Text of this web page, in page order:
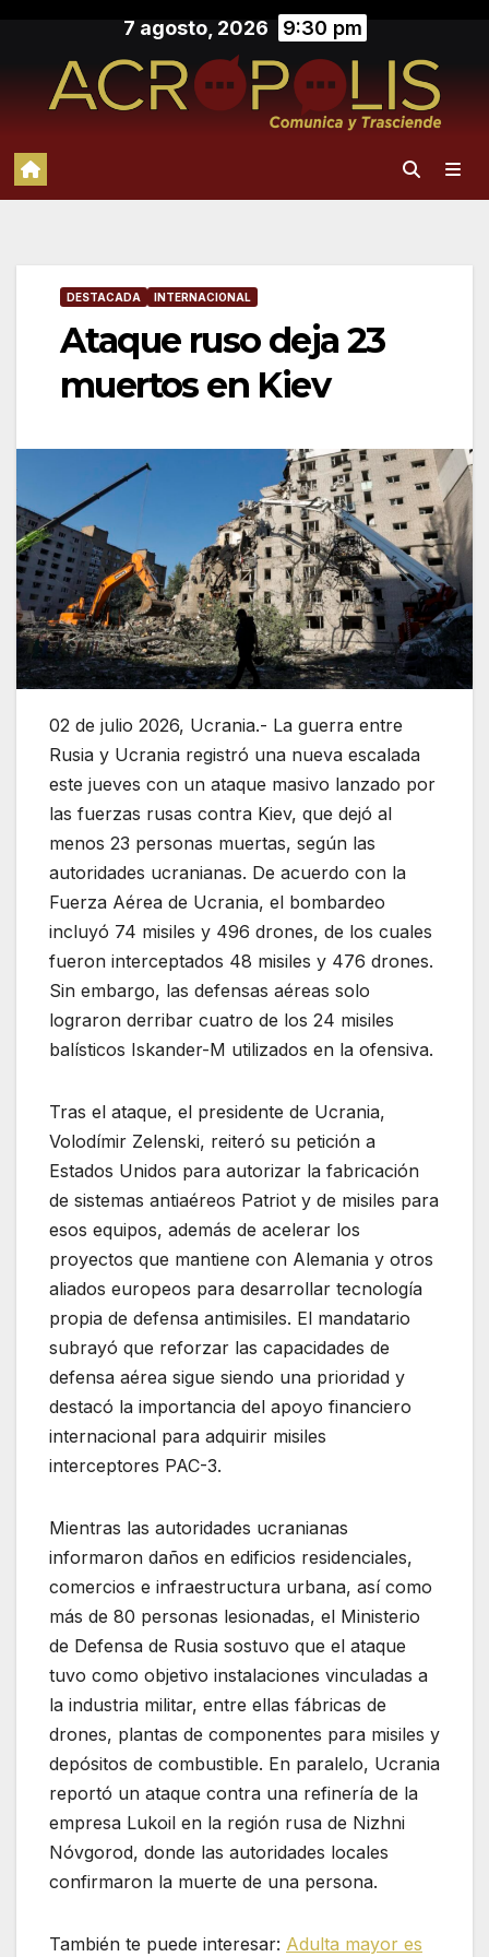
contenido
7 agosto, 2026 9:30 pm
DESTACADA INTERNACIONAL
Ataque ruso deja 23
muertos en Kiev
02 de julio 2026, Ucrania.- La guerra entre
Rusia y Ucrania registró una nueva escalada
este jueves con un ataque masivo lanzado por
las fuerzas rusas contra Kiev, que dejó al
menos 23 personas muertas, según las
autoridades ucranianas. De acuerdo con la
Fuerza Aérea de Ucrania, el bombardeo
incluyó 74 misiles y 496 drones, de los cuales
fueron interceptados 48 misiles y 476 drones.
Sin embargo, las defensas aéreas solo
lograron derribar cuatro de los 24 misiles
balísticos Iskander-M utilizados en la ofensiva.
Tras el ataque, el presidente de Ucrania,
Volodímir Zelenski, reiteró su petición a
Estados Unidos para autorizar la fabricación
de sistemas antiaéreos Patriot y de misiles para
esos equipos, además de acelerar los
proyectos que mantiene con Alemania y otros
aliados europeos para desarrollar tecnología
propia de defensa antimisiles. El mandatario
subrayó que reforzar las capacidades de
defensa aérea sigue siendo una prioridad y
destacó la importancia del apoyo financiero
internacional para adquirir misiles
interceptores PAC-3.
Mientras las autoridades ucranianas
informaron daños en edificios residenciales,
comercios e infraestructura urbana, así como
más de 80 personas lesionadas, el Ministerio
de Defensa de Rusia sostuvo que el ataque
tuvo como objetivo instalaciones vinculadas a
la industria militar, entre ellas fábricas de
drones, plantas de componentes para misiles y
depósitos de combustible. En paralelo, Ucrania
reportó un ataque contra una refinería de la
empresa Lukoil en la región rusa de Nizhni
Nóvgorod, donde las autoridades locales
confirmaron la muerte de una persona.
También te puede interesar: Adulta mayor es